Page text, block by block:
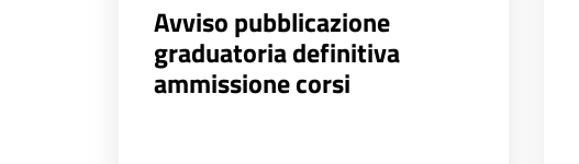
Avviso pubblicazione
graduatoria definitiva
ammissione corsi